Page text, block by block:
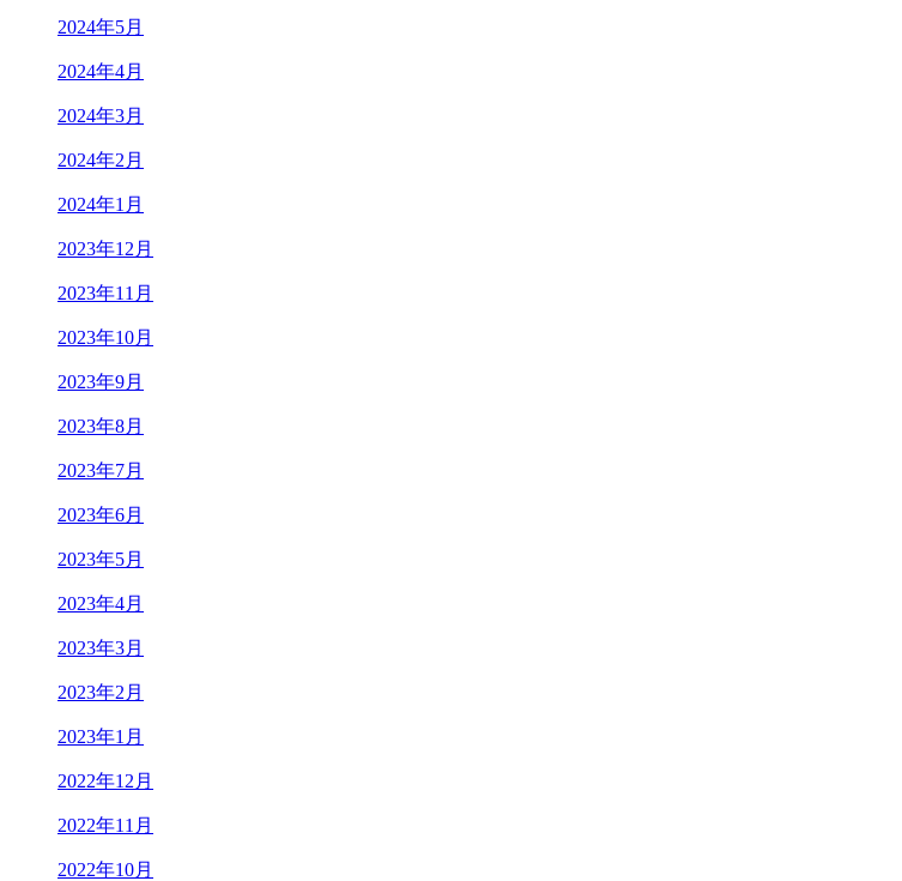
2024年5月
2024年4月
2024年3月
2024年2月
2024年1月
2023年12月
2023年11月
2023年10月
2023年9月
2023年8月
2023年7月
2023年6月
2023年5月
2023年4月
2023年3月
2023年2月
2023年1月
2022年12月
2022年11月
2022年10月